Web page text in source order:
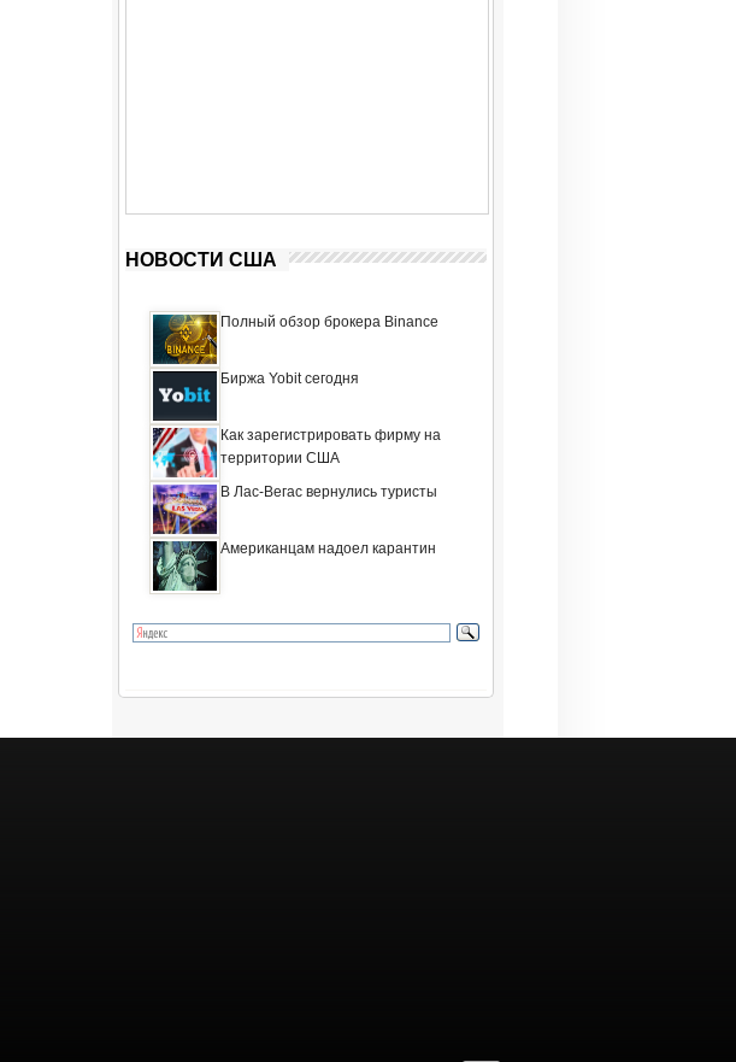
НОВОСТИ США
Полный обзор брокера Binance
Биржа Yobit сегодня
Как зарегистрировать фирму на
территории США
В Лас-Вегас вернулись туристы
Американцам надоел карантин